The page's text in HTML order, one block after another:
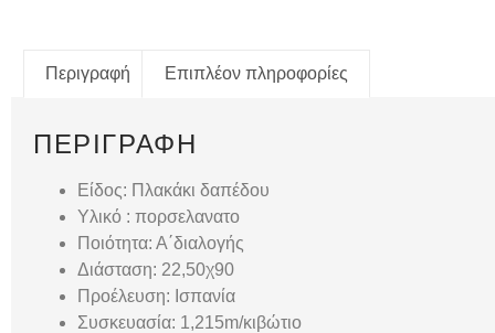
Περιγραφή Επιπλέον πληροφορίες
ΠΕΡΙΓΡΑΦΉ
Είδος: Πλακάκι δαπέδου
Υλικό : πορσελανατο
Ποιότητα: Α΄διαλογής
Διάσταση: 22,50χ90
Προέλευση: Ισπανία
Συσκευασία: 1,215m/κιβώτιο